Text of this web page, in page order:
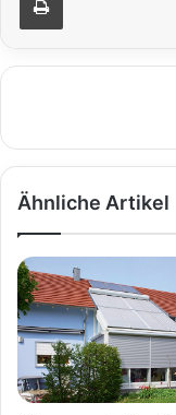
Ähnliche Artikel